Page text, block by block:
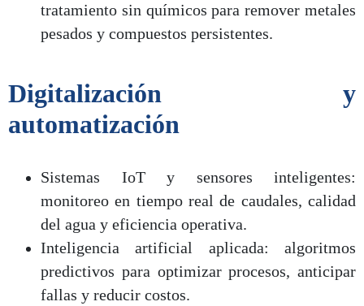
tratamiento sin químicos para remover metales
pesados y compuestos persistentes.
Digitalización y
automatización
Sistemas IoT y sensores inteligentes:
monitoreo en tiempo real de caudales, calidad
del agua y eficiencia operativa.
Inteligencia artificial aplicada: algoritmos
predictivos para optimizar procesos, anticipar
fallas y reducir costos.